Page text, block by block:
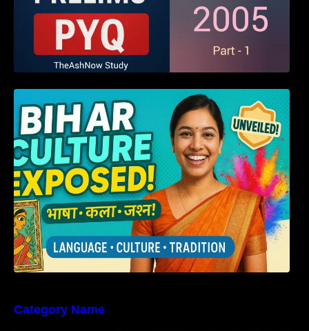
हम बिहारवासी: भाषाओं व संस्कृतियों की धरोहर “हमारा
बिहार”
Category Name